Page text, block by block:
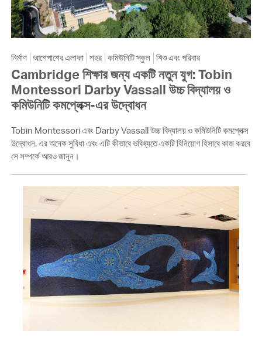
নির্মাণ আশেপাশের এলাকা শহর কমিউনিটি স্কুল শিশু এবং পরিবার
Cambridge শিক্ষার জন্য একটি নতুন যুগ: Tobin
Montessori Darby Vassall উচ্চ বিদ্যালয় ও
কমিউনিটি কমপ্লেক্স-এর উদ্বোধন
Tobin Montessori এবং Darby Vassall উচ্চ বিদ্যালয় ও কমিউনিটি কমপ্লেক্স
উদ্বোধন, এর অনেক সুবিধা এবং এটি কীভাবে ভবিষ্যতে একটি বিনিয়োগ হিসাবে কাজ করবে
সে সম্পর্কে আরও জানুন।